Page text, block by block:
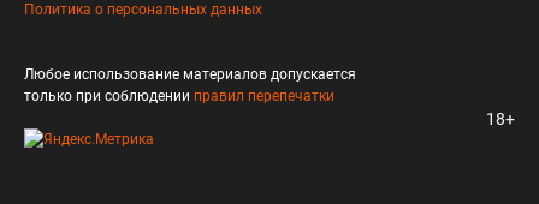
Политика о персональных данных
Любое использование материалов допускается
только при соблюдении правил перепечатки
18+